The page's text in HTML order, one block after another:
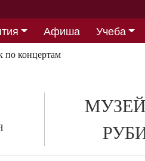
Афиша Учеба
по концертам